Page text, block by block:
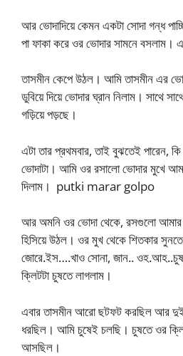
আর ভোদাদিয়ে কেমন একটা সোদা গন্ধ
পা ফাকা করে ওর ভোদার সামনে বসলাম।
তাসমীন কেপে উঠল। আমি তাসমীন এর
ডুবিয়ে দিয়ে ভোদার ঘ্রান নিলাম। সাথে
গড়িয়ে পড়ছে।
এটা তার প্রথমবার, তাই বুঝতেই পারেন,
ভোদাটা। আমি ওর রসালো ভোদার মুখে
দিলাম। putki marar golpo
আর অমনি ওর ভোদা থেকে, রসগুলো
হিসিয়ে উঠল। ওর মুখ থেকে শিতকার
জোরে.ইস….খাও সোনা, জান..
ক্লিটটা চুষতে লাগলাম।
এবার তাসমীন আরো ছটফট করছিল আর দুই
ধরছিল। আমি চুষেই চলছি। চুষতে ওর
আসছিল।